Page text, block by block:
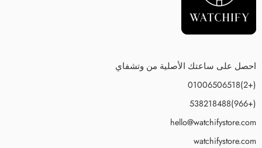
احصل على ساعتك الأصلية من وتشفاي
(+2)01006506518
(+966)538218488
hello@watchifystore.com
watchifystore.com